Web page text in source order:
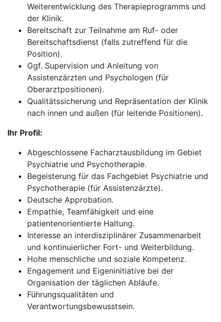
Weiterentwicklung des Therapieprogramms und
der Klinik.
Bereitschaft zur Teilnahme am Ruf- oder
Bereitschaftsdienst (falls zutreffend für die
Position).
Ggf. Supervision und Anleitung von
Assistenzärzten und Psychologen (für
Oberarztpositionen).
Qualitätssicherung und Repräsentation der Klinik
nach innen und außen (für leitende Positionen).
Ihr Profil:
Abgeschlossene Facharztausbildung im Gebiet
Psychiatrie und Psychotherapie.
Begeisterung für das Fachgebiet Psychiatrie und
Psychotherapie (für Assistenzärzte).
Deutsche Approbation.
Empathie, Teamfähigkeit und eine
patientenorientierte Haltung.
Interesse an interdisziplinärer Zusammenarbeit
und kontinuierlicher Fort- und Weiterbildung.
Hohe menschliche und soziale Kompetenz.
Engagement und Eigeninitiative bei der
Organisation der täglichen Abläufe.
Führungsqualitäten und
Verantwortungsbewusstsein.